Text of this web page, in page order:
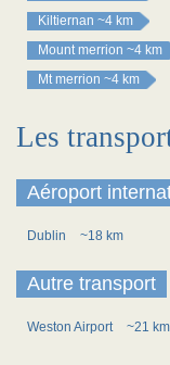
Kiltiernan ~4 km
Mount merrion ~4 km
Mt merrion ~4 km
Les
Aéroport
Dublin ~18 km
Autre transport
Weston Airport ~21 km